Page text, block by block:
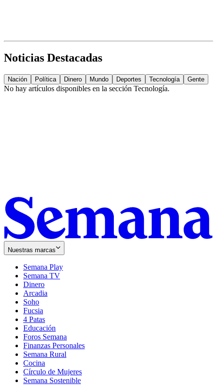
Noticias Destacadas
Nación Política Dinero Mundo Deportes Tecnología Gente
No hay artículos disponibles en la sección Tecnología.
Nuestras marcas
Semana Play
Semana TV
Dinero
Arcadia
Soho
in
new
window
Fucsia
in
new
window
4 Patas
Educación
Foros Semana
Finanzas Personales
Semana Rural
Cocina
Círculo de Mujeres
Semana Sostenible